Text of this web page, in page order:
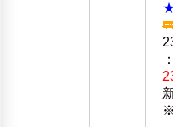
★
：